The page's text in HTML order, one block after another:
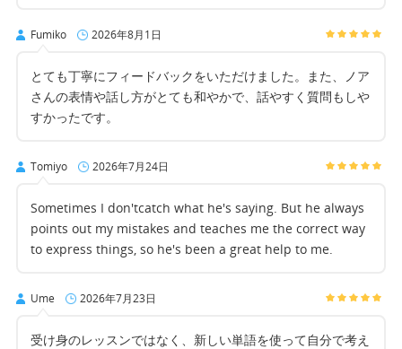
Fumiko 2026年8月1日
とても丁寧にフィードバックをいただけました。また、ノア
さんの表情や話し方がとても和やかで、話やすく質問もしや
すかったです。
Tomiyo 2026年7月24日
Sometimes I don'tcatch what he's saying. But he always
points out my mistakes and teaches me the correct way
to express things, so he's been a great help to me.
Ume 2026年7月23日
受け身のレッスンではなく、新しい単語を使って自分で考え